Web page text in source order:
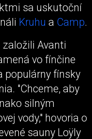
sa uskutoční
Kruhu a Camp.
založili Avanti
vo fínčine
populárny fínsky
"Chceme, aby
silným
vody," hovoria o
sauny Loÿly